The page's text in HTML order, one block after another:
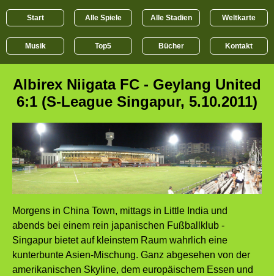
Start Alle Spiele Alle Stadien Weltkarte
Musik Top5 Bücher Kontakt
Albirex Niigata FC - Geylang United
6:1 (S-League Singapur, 5.10.2011)
Morgens in China Town, mittags in Little India und
abends bei einem rein japanischen Fußballklub -
Singapur bietet auf kleinstem Raum wahrlich eine
kunterbunte Asien-Mischung. Ganz abgesehen von der
amerikanischen Skyline, dem europäischem Essen und